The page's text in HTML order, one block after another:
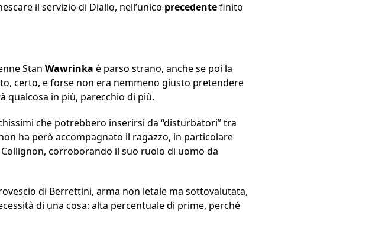
il servizio di Diallo, nell’unico precedentefinito
Stan Wawrinka è parso strano, anche se poi la
certo, e forse non era nemmeno giusto pretendere
qualcosa in più, parecchio di più.
che potrebbero inserirsi da “disturbatori” tra
ha però accompagnato il ragazzo, in particolare
corroborando il suo ruolo di uomo da
di Berrettini, arma non letale ma sottovalutata,
di una cosa: alta percentuale di prime, perché